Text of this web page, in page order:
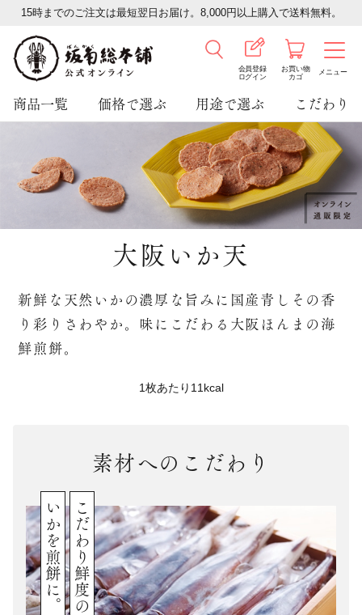
15時までのご注文は最短翌日お届け。8,000円以上購入で送料無料。
会員登録
ログイン
お買い物
カゴ
メニュー
商品一覧 価格で選ぶ 用途で選ぶ こだわり
大阪いか天
新鮮な天然いかの濃厚な旨みに国産青しその香
り彩りさわやか。味にこだわる大阪ほんまの海
鮮煎餅。
1枚あたり11kcal
素材へのこだわり
こだわり鮮度の
いかを煎餅に。